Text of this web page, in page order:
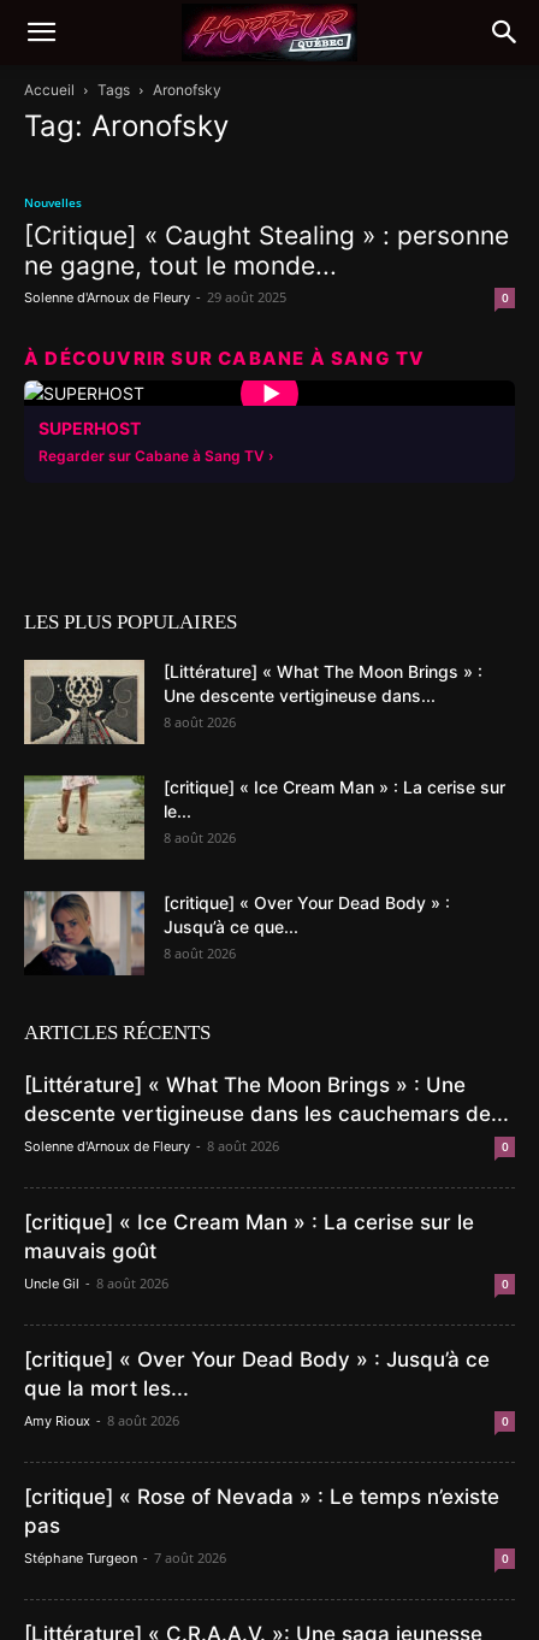
Accueil Tags Aronofsky
Tag: Aronofsky
Nouvelles
[Critique] « Caught Stealing » : personne
ne gagne, tout le monde...
Solenne d'Arnoux de Fleury - 29 août 2025 0
À DÉCOUVRIR SUR CABANE À SANG TV
▶
SUPERHOST
Regarder sur Cabane à Sang TV
LES PLUS POPULAIRES
[Littérature] « What The Moon Brings » :
Une descente vertigineuse dans...
8 août 2026
[critique] « Ice Cream Man » : La cerise sur
le...
8 août 2026
[critique] « Over Your Dead Body » :
Jusqu’à ce que...
8 août 2026
ARTICLES RÉCENTS
[Littérature] « What The Moon Brings » : Une
descente vertigineuse dans les cauchemars de...
Solenne d'Arnoux de Fleury - 8 août 2026 0
[critique] « Ice Cream Man » : La cerise sur le
mauvais goût
Uncle Gil - 8 août 2026 0
[critique] « Over Your Dead Body » : Jusqu’à ce
que la mort les...
Amy Rioux - 8 août 2026 0
[critique] « Rose of Nevada » : Le temps n’existe
pas
Stéphane Turgeon - 7 août 2026 0
[Littérature] « C.R.A.A.V. »: Une saga jeunesse